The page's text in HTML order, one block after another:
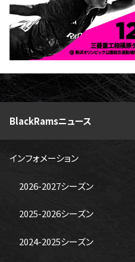
BlackRamsニュース
インフォメーション
2026-2027シーズン
2025-2026シーズン
2024-2025シーズン